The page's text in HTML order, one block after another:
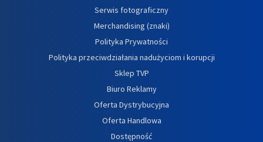
Serwis fotograficzny
Merchandising (znaki)
Polityka Prywatności
Polityka przeciwdziałania nadużyciom i korupcji
Sklep TVP
Biuro Reklamy
Oferta Dystrybucyjna
Oferta Handlowa
Dostępność